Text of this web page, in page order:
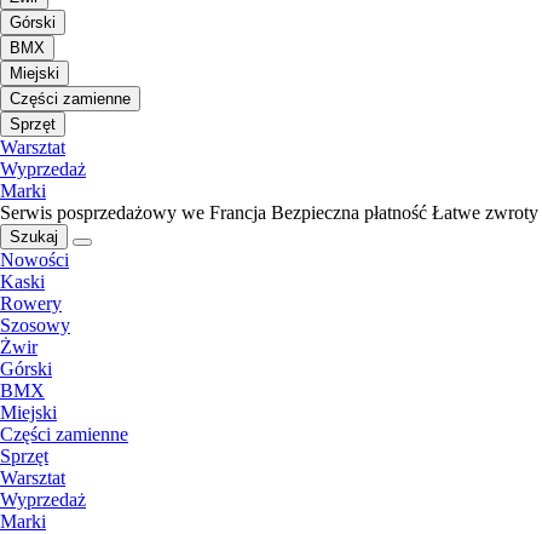
Górski
BMX
Miejski
Części zamienne
Sprzęt
Warsztat
Wyprzedaż
Marki
Serwis posprzedażowy we Francja Bezpieczna płatność Łatwe zwroty
Szukaj
Nowości
Kaski
Rowery
Szosowy
Żwir
Górski
BMX
Miejski
Części zamienne
Sprzęt
Warsztat
Wyprzedaż
Marki